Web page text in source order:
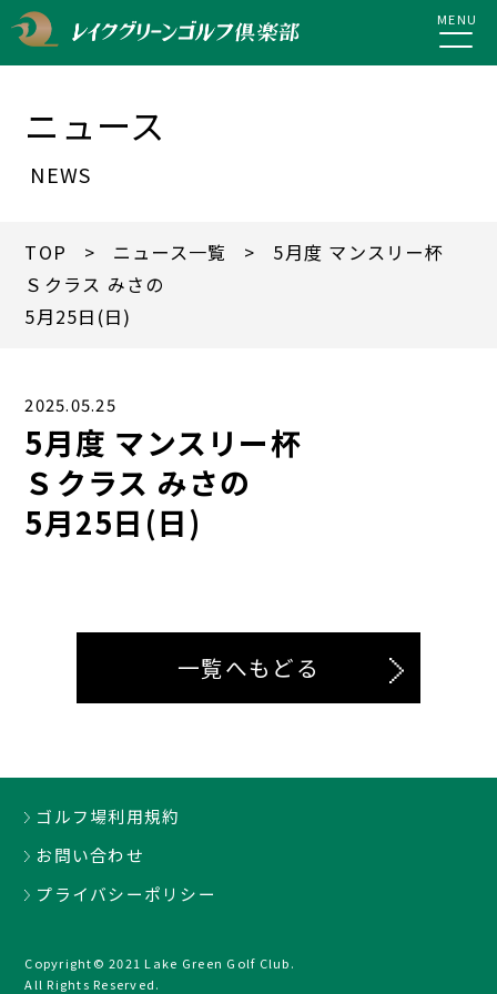
MENU
ニュース
NEWS
TOP > ニュース一覧
> 5月度 マンスリー杯
Ｓクラス みさの
5月25日(日)
2025.05.25
5月度 マンスリー杯
Ｓクラス みさの
5月25日(日)
一覧へもどる
ゴルフ場利用規約
お問い合わせ
プライバシーポリシー
Copyright© 2021 Lake Green Golf Club.
All Rights Reserved.